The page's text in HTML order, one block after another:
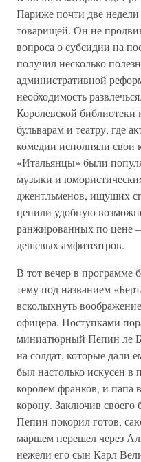
Париже почти две
товарищей. Он не
вопроса о субсидии на
получил несколько
административной
необходимость
Королевской
бульварам и театру, где
комедии исполняли свои
«Итальянцы» были
музыки и
джентльменов, ищущих
ценили удобную
ранжированных по цене
дешевых амфитеатров.
В тот вечер в программе
тему под названием
всколыхнуть
офицера. Поступками
миниатюрный Пепин ле
на солдат, которые
был настолько искусен в
королем франков, и папа
корону. Заключив своего
Пепин покорил готов,
маршем перешел через
нежели его сын Карл